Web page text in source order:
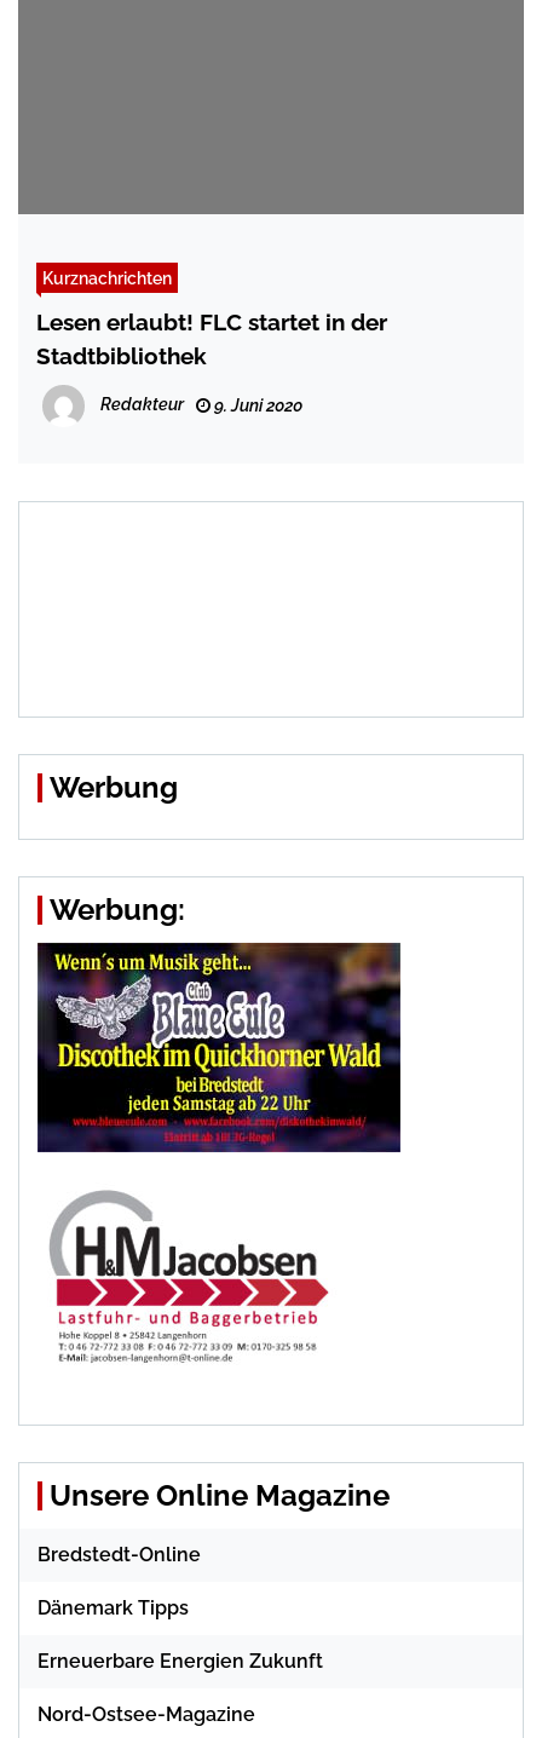
Kurznachrichten
Lesen erlaubt! FLC startet in der
Stadtbibliothek
Redakteur 9. Juni 2020
Werbung
Werbung:
Unsere Online Magazine
Bredstedt-Online
Dänemark Tipps
Erneuerbare Energien Zukunft
Nord-Ostsee-Magazine